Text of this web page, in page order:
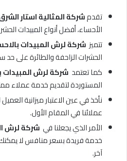
تقدمشركة المثالية استار
الأحساء، أفضل أنواع المبيدات
تتميز شركة لرش المبيدات
الحشرات الزاحفة والطائرة على حد
كما تعتمد شركة لرش المبيدات
المستوردة لتقديم خدمة عملاء
نأخذ في عين الاعتبار ميزانية
عملائنا في المقام الأول.
الأمر الذي يجعلنا في شركة لرش
خدمة فريدة بسعر منافس لا
آخر.